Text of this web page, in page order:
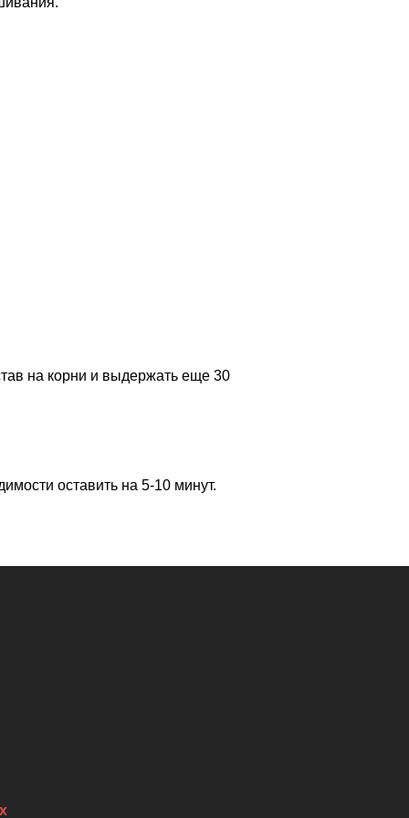
на корни и выдержать еще 30
оставить на 5-10 минут.